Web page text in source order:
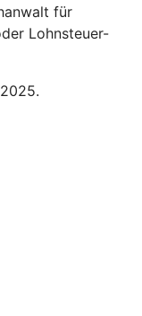
für
Lohnsteuer-